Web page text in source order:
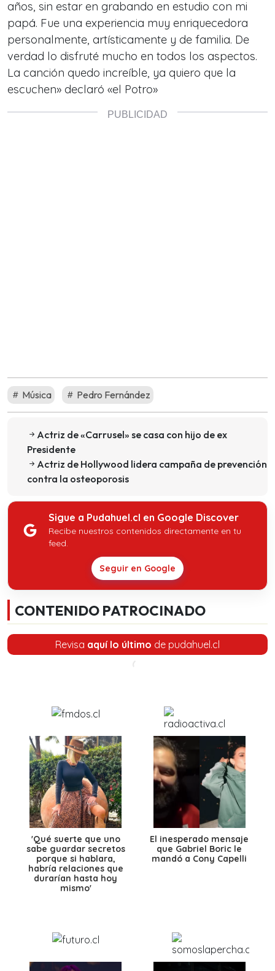
años, sin estar en grabando en estudio con mi
papá. Fue una experiencia muy enriquecedora
personalmente, artísticamente y de familia. De
verdad lo disfruté mucho en todos los aspectos.
La canción quedo increíble, ya quiero que la
escuchen» declaró «el Potro»
Música Pedro Fernández
Actriz de «Carrusel» se casa con hijo de ex
Presidente
Actriz de Hollywood lidera campaña de prevención
contra la osteoporosis
Sigue a Pudahuel.cl en Google Discover
Recibe nuestros contenidos directamente en tu
feed.
Seguir en Google
CONTENIDO PATROCINADO
Revisa aquí lo último de pudahuel.cl
'Qué suerte que uno
sabe guardar secretos
porque si hablara,
habría relaciones que
durarían hasta hoy
mismo'
El inesperado mensaje
que Gabriel Boric le
mandó a Cony Capelli